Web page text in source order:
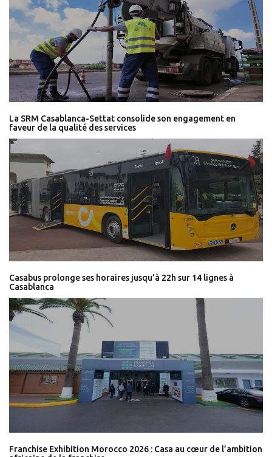
La SRM Casablanca-Settat consolide son engagement en
faveur de la qualité des services
Casabus prolonge ses horaires jusqu’à 22h sur 14 lignes à
Casablanca
Franchise Exhibition Morocco 2026 : Casa au cœur de l’ambition